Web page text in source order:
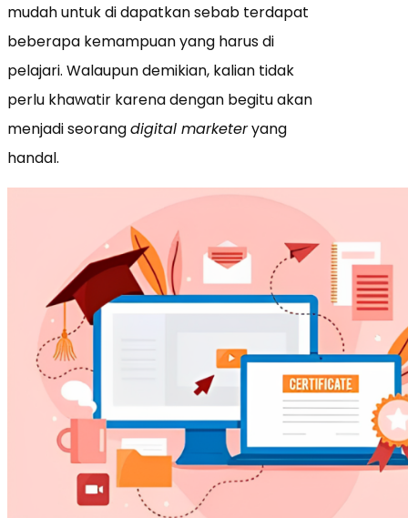
mudah untuk di dapatkan sebab terdapat
beberapa kemampuan yang harus di
pelajari. Walaupun demikian, kalian tidak
perlu khawatir karena dengan begitu akan
menjadi seorangdigital marketeryang
handal.